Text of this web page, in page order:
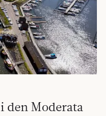
i den Moderata